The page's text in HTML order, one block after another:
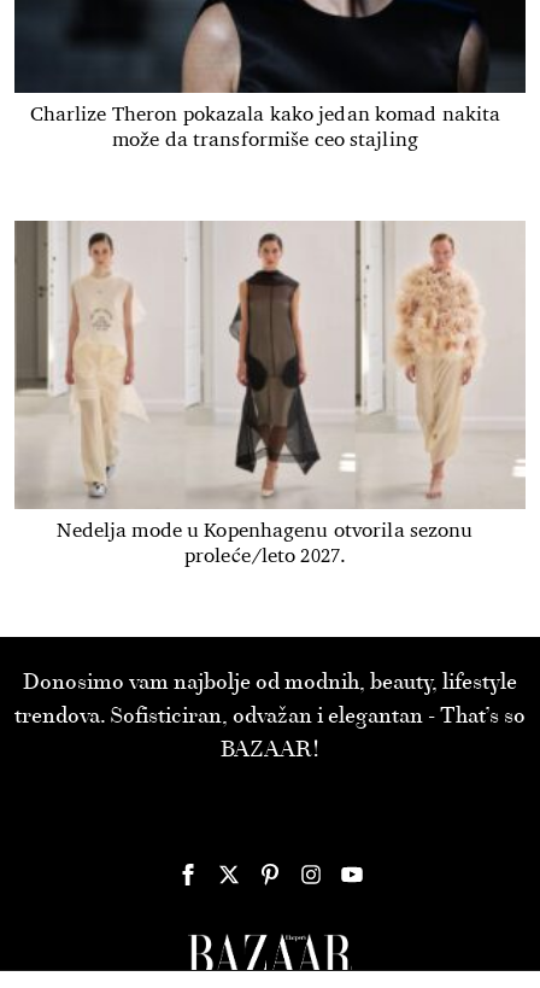
Charlize Theron pokazala kako jedan komad nakita
može da transformiše ceo stajling
Nedelja mode u Kopenhagenu otvorila sezonu
proleće/leto 2027.
Donosimo vam najbolje od modnih, beauty, lifestyle
trendova. Sofisticiran, odvažan i elegantan - That’s so
BAZAAR!